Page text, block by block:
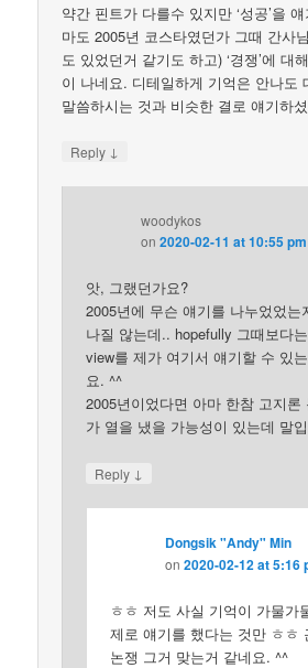
약간 핀트가 다를수 있지만 ‘성공’을
마도 2005년 코스타였던가 그때 간사
도 있었던거 같기도 하고) ‘경쟁’에 대
이 나네요. 디테일하게 기억은 안나도
말씀하시는 것과 비슷한 결로 얘기하
Reply ↓
woodykos
on2020-02-11 at 10:55 pm
앗, 그랬던가요?
2005년에 무슨 얘기를 나누었었는
나질 않는데.. hopefully 그때보다
view를 제가 여기서 얘기할 수 있
요. ^^
2005년이었다면 아마 한참 고지론
가 열을 냈을 가능성이 있는데 말
Reply ↓
Dongsik "Andy" Min
on2020-02-12 at 5:16
ㅎㅎ 저도 사실 기억이 가물가
제로 얘기를 했다는 것만 ㅎㅎ
논쟁 그거 맞는거 같네요. ^^